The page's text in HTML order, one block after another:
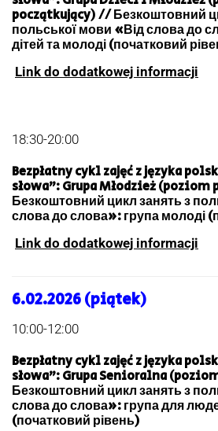
początkujący) // Безкоштовний
польської мови «Від слова до
дітей та молоді (початковий
Link do dodatkowej informacji
18:30-20:00
Bezpłatny cykl zajęć z języka
słowa”: Grupa Młodzież
Безкоштовний цикл занять з
слова до слова»: група молоді
Link do dodatkowej informacji
6.02.2026 (piątek)
10:00-12:00
Bezpłatny cykl zajęć z języka
słowa”: Grupa Senioralna
Безкоштовний цикл занять з
слова до слова»: група для
(початковий рівень)